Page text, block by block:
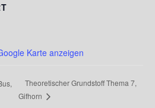
Karte anzeigen
Theoretischer Grundstoff Thema 7,
Gifhorn